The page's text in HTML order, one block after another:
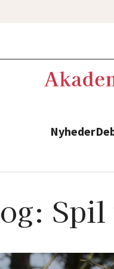
Nyheder
Spil